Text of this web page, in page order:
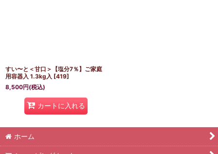
すい〜と＜甘口＞【塩分7％】ご家庭
用容器入 1.3kg入 [419]
8,500円(税込)
カートに入れる
ホーム